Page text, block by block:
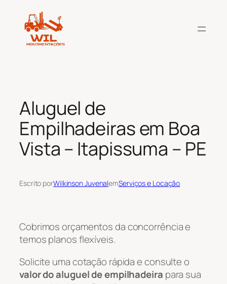
conteúdo
Aluguel de
Empilhadeiras em Boa
Vista – Itapissuma – PE
Escrito porWilkinson JuvenalemServiços e Locação
Cobrimos orçamentos da concorrência e
temos planos flexíveis.
Solicite uma cotação rápida e consulte o
valor do aluguel de empilhadeira para sua